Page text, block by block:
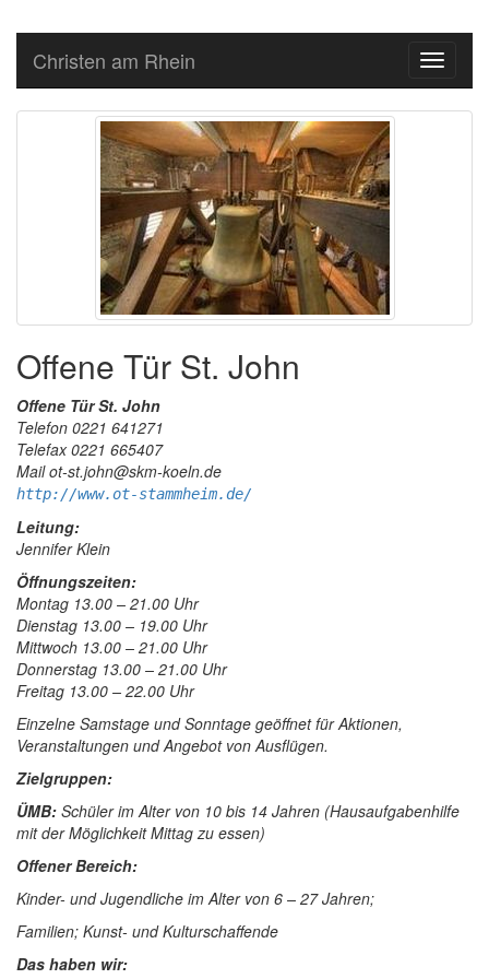
Toggle
Christen am Rhein
Offene Tür St. John
Offene Tür St. John
Telefon 0221 641271
Telefax 0221 665407
Mail ot-st.john@skm-koeln.de
http://www.ot-stammheim.de/
Leitung:
Jennifer Klein
Öffnungszeiten:
Montag 13.00 – 21.00 Uhr
Dienstag 13.00 – 19.00 Uhr
Mittwoch 13.00 – 21.00 Uhr
Donnerstag 13.00 – 21.00 Uhr
Freitag 13.00 – 22.00 Uhr
Einzelne Samstage und Sonntage geöffnet für Aktionen,
Veranstaltungen und Angebot von Ausflügen.
Zielgruppen:
ÜMB: Schüler im Alter von 10 bis 14 Jahren (Hausaufgabenhilfe
mit der Möglichkeit Mittag zu essen)
Offener Bereich:
Kinder- und Jugendliche im Alter von 6 – 27 Jahren;
Familien; Kunst- und Kulturschaffende
Das haben wir: